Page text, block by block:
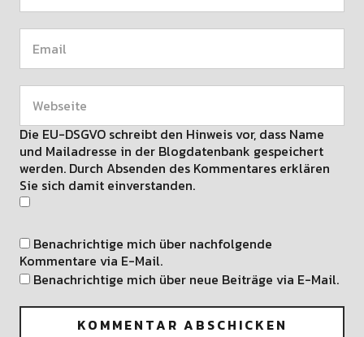
Die EU-DSGVO schreibt den Hinweis vor, dass Name
und Mailadresse in der Blogdatenbank gespeichert
werden. Durch Absenden des Kommentares erklären
Sie sich damit einverstanden.
Benachrichtige mich über nachfolgende
Kommentare via E-Mail.
Benachrichtige mich über neue Beiträge via E-Mail.